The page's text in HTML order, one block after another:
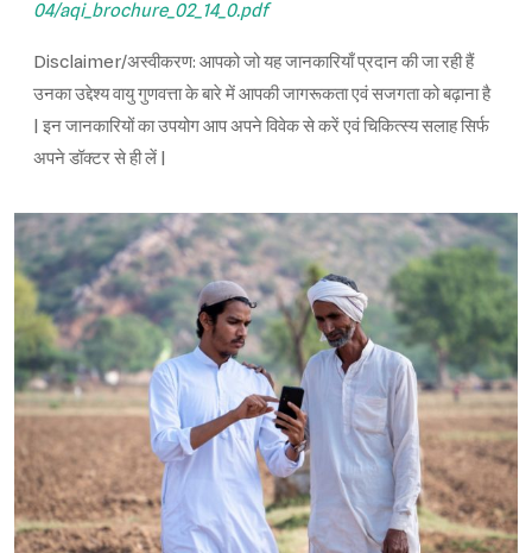
04/aqi_brochure_02_14_0.pdf
Disclaimer/अस्वीकरण: आपको जो यह जानकारियाँ प्रदान की जा रही हैं
उनका उद्देश्य वायु गुणवत्ता के बारे में आपकी जागरूकता एवं सजगता को बढ़ाना है
| इन जानकारियों का उपयोग आप अपने विवेक से करें एवं चिकित्स्य सलाह सिर्फ
अपने डॉक्टर से ही लें |